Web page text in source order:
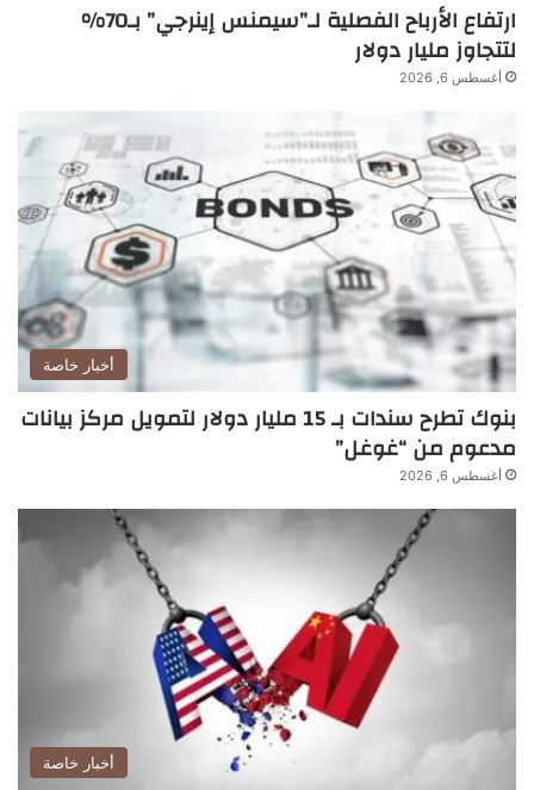
ارتفاع الأرباح الفصلية لـ”سيمنس إينرجي” بـ70%
لتتجاوز مليار دولار
أغسطس 6, 2026
أخبار خاصة
بنوك تطرح سندات بـ 15 مليار دولار لتمويل مركز بيانات
مدعوم من “غوغل”
أغسطس 6, 2026
أخبار خاصة